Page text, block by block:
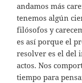
andamos más
tenemos algún
filósofos y
es así porque el
resolver es el del
actos. Nos
tiempo para